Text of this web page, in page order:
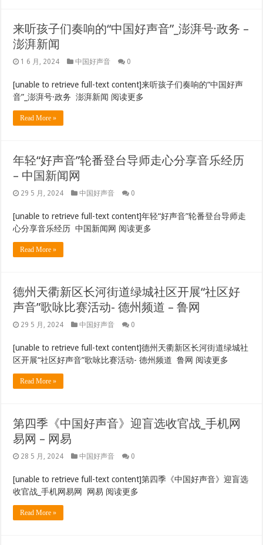
来听孩子们奏响的“中国好声音”_澎湃号·政务 –
澎湃新闻
1 6 月, 2024 中国好声音 0
[unable to retrieve full-text content]来听孩子们奏响的“中国好声
音”_澎湃号·政务 澎湃新闻 阅读更多
Read More »
年轻“好声音”轮番登台导师走心分享音乐经历
– 中国新闻网
29 5 月, 2024 中国好声音 0
[unable to retrieve full-text content]年轻“好声音”轮番登台导师走
心分享音乐经历 中国新闻网 阅读更多
Read More »
德州天衢新区长河街道绿城社区开展“社区好
声音”歌咏比赛活动- 德州频道 – 鲁网
29 5 月, 2024 中国好声音 0
[unable to retrieve full-text content]德州天衢新区长河街道绿城社
区开展“社区好声音”歌咏比赛活动- 德州频道 鲁网 阅读更多
Read More »
第四季《中国好声音》迎盲选收官战_手机网
易网 – 网易
28 5 月, 2024 中国好声音 0
[unable to retrieve full-text content]第四季《中国好声音》迎盲选
收官战_手机网易网 网易 阅读更多
Read More »